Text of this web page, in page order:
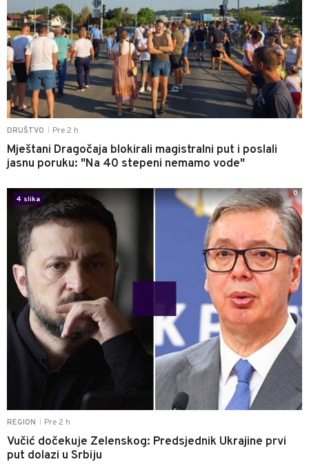
DRUŠTVO Pre 2 h
Mještani Dragočaja blokirali magistralni put i poslali
jasnu poruku: "Na 40 stepeni nemamo vode"
REGION Pre 2 h
Vučić dočekuje Zelenskog: Predsjednik Ukrajine prvi
put dolazi u Srbiju
4 slika
0